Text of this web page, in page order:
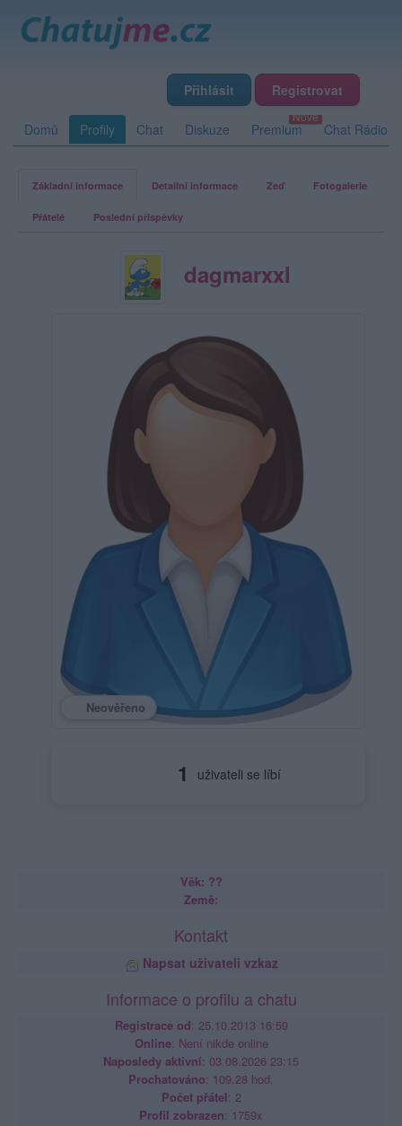
Přihlásit Registrovat
Domů Profily Chat Diskuze Premium Chat Rádio
Základní informace Detailní informace Zeď Fotogalerie
Přátelé Poslední příspěvky
dagmarxxl
Neověřeno
1 uživateli se líbí
Věk: ??
Země:
Kontakt
Napsat uživateli vzkaz
Informace o profilu a chatu
Registrace od: 25.10.2013 16:59
Online: Není nikde online
Naposledy aktivní: 03.08.2026 23:15
Prochatováno: 109.28 hod.
Počet přátel: 2
Profil zobrazen: 1759x